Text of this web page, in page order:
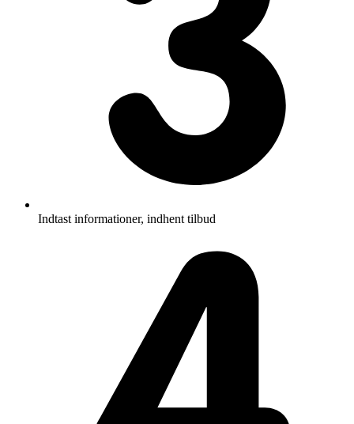
Indtast informationer, indhent tilbud